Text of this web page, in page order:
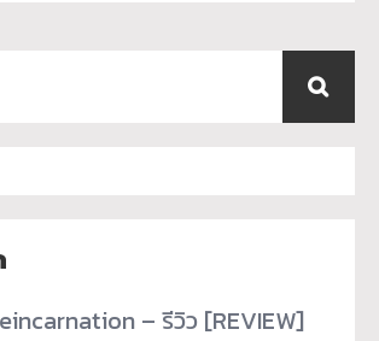
– รีวิว [REVIEW]